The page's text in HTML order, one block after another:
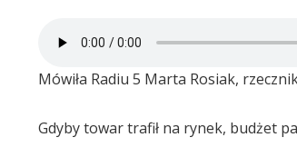
Mówiła Radiu 5 Marta Rosiak,
Gdyby towar trafił na rynek, budżet